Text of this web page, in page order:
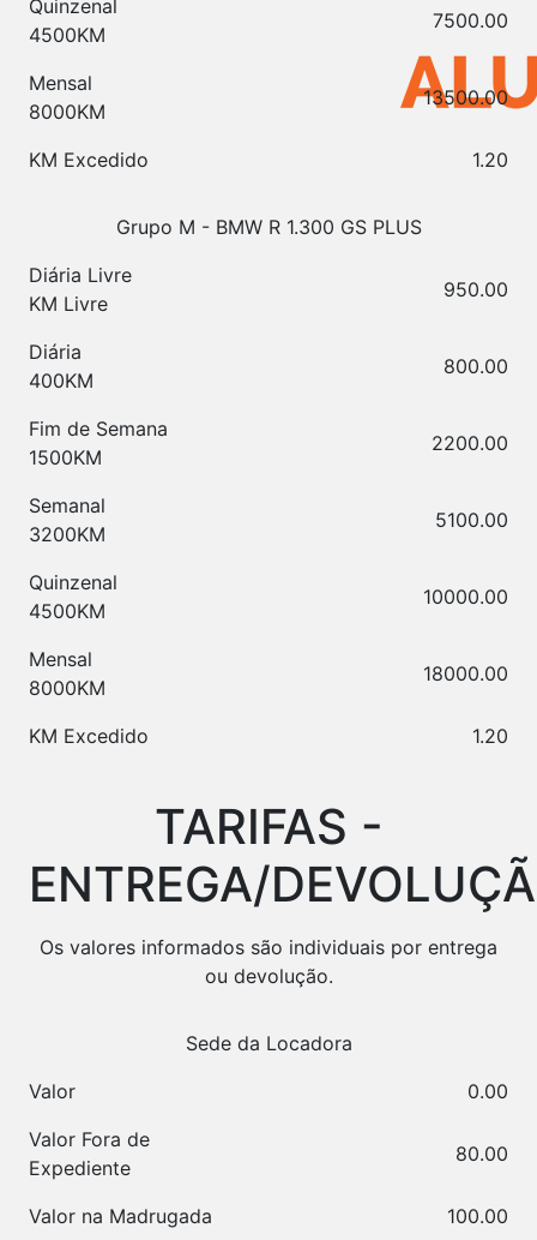
Quinzenal
4500KM
7500.00
Mensal
8000KM
13500.00
KM Excedido 1.20
Grupo M - BMW R 1.300 GS PLUS
Diária Livre
KM Livre
950.00
Diária
400KM
800.00
Fim de Semana
1500KM
2200.00
Semanal
3200KM
5100.00
Quinzenal
4500KM
10000.00
Mensal
8000KM
18000.00
KM Excedido 1.20
TARIFAS -
ENTREGA/
Os valores informados são individuais por entrega
ou devolução.
Sede da Locadora
Valor
0.00
Valor Fora de
Expediente
80.00
Valor na Madrugada 100.00